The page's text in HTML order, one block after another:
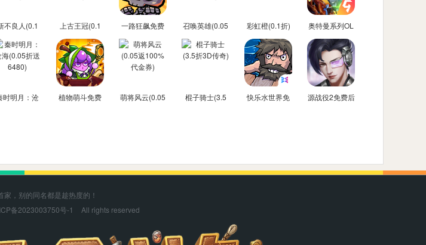
不良人(0.1
正版授权)
上古王冠(0.1
折官方正版)
一路狂飙免费
后台版
召唤英雄(0.05
折双倍代金买
断)
彩虹橙(0.1折)
奥特曼系列OL
免费内购后台
时明月：沧
植物萌斗免费
萌将风云(0.05
棍子骑士(3.5
快乐水世界免
源战役2免费后
家，别的同名都是趁热度的！
备2023003750号-1 All rights reserved